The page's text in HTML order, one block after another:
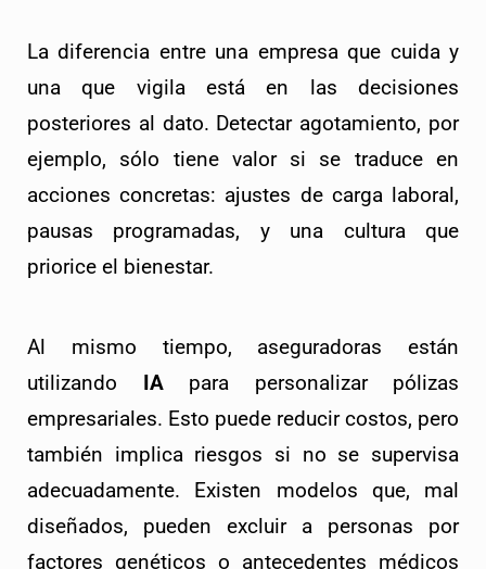
La diferencia entre una empresa que cuida y
una que vigila está en las decisiones
posteriores al dato. Detectar agotamiento, por
ejemplo, sólo tiene valor si se traduce en
acciones concretas: ajustes de carga laboral,
pausas programadas, y una cultura que
priorice el bienestar.
Al mismo tiempo, aseguradoras están
utilizando IA para personalizar pólizas
empresariales. Esto puede reducir costos, pero
también implica riesgos si no se supervisa
adecuadamente. Existen modelos que, mal
diseñados, pueden excluir a personas por
factores genéticos o antecedentes médicos